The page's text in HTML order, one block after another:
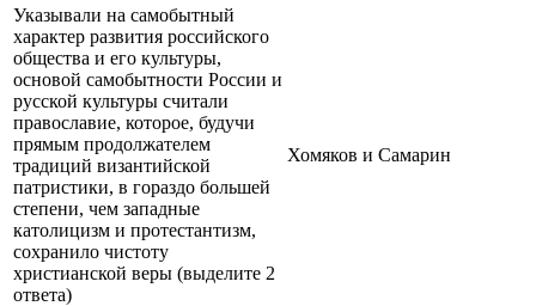
Указывали на самобытный
характер развития российского
общества и его культуры,
основой самобытности России и
русской культуры считали
православие, которое, будучи
прямым продолжателем
традиций византийской
патристики, в гораздо большей
степени, чем западные
католицизм и протестантизм,
сохранило чистоту
христианской веры (выделите 2
ответа)
Хомяков и Самарин